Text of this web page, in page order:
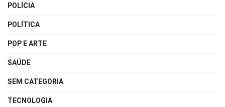
POLÍCIA
POLÍTICA
POP E ARTE
SAÚDE
SEM CATEGORIA
TECNOLOGIA